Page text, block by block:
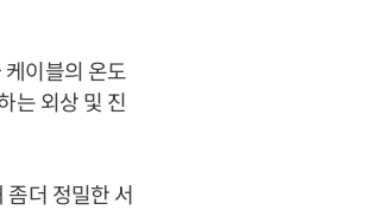
이블의 온도
는 외상 및 진
더 정밀한 서